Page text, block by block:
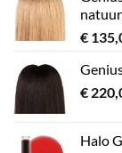
€
€
Halo